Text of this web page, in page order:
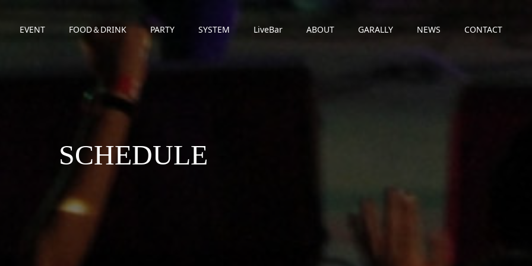
EVENT FOOD＆DRINK PARTY SYSTEM LiveBar ABOUT GARALLY NEWS CONTACT
SCHEDULE